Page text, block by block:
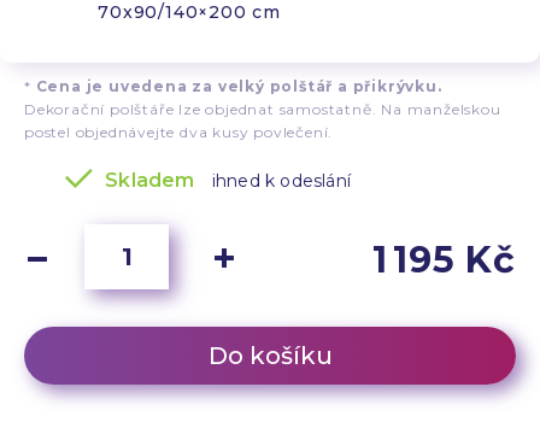
70x90/140×200 cm
* Cena je uvedena za velký polštář a přikrývku.
Dekorační polštáře lze objednat samostatně. Na manželskou
postel objednávejte dva kusy povlečení.
Skladem ihned k odeslání
1 195 Kč
Do košíku